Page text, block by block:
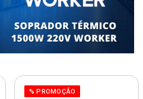
% PROMOÇÃO